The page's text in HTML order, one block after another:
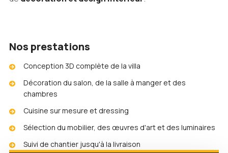
Nos prestations
Conception 3D complète de la villa
Décoration du salon, de la salle à manger et des
chambres
Cuisine sur mesure et dressing
Sélection du mobilier, des œuvres d'art et des luminaires
Suivi de chantier jusqu'à la livraison